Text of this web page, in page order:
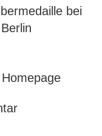
bei